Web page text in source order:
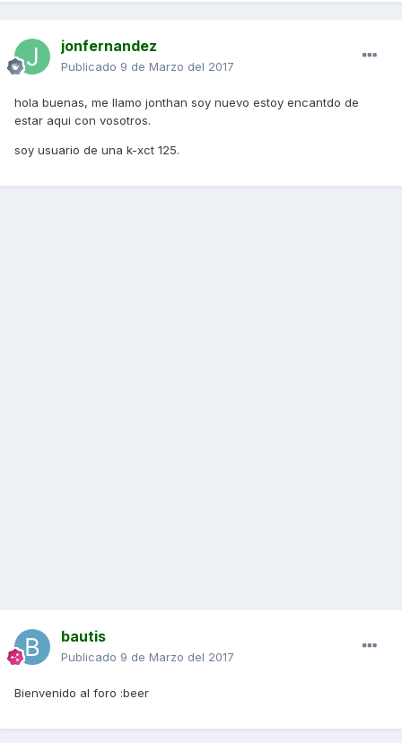
jonfernandez
Publicado 9 de Marzo del 2017
hola buenas, me llamo jonthan soy nuevo estoy encantdo de
estar aqui con vosotros.
soy usuario de una k-xct 125.
bautis
Publicado 9 de Marzo del 2017
Bienvenido al foro :beer